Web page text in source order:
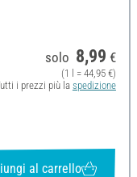
solo 8,99 €
(1 l = 44,95 €)
i prezzi più la spedizione
al carrello